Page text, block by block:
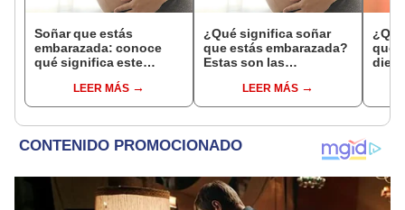
Soñar que estás
embarazada: conoce
qué significa este
LEER MÁS
¿Qué significa soñar
que estás embarazada?
Estas son las
comunesLEER MÁS
que